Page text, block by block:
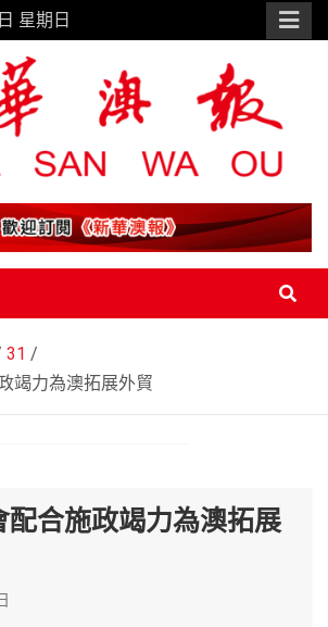
星期日
31
竭力為澳拓展外貿
配合施政竭力為澳拓展